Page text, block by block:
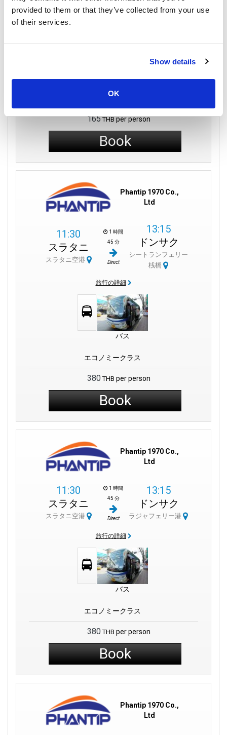
provided to them or that they’ve collected from your use
of their services.
Show details
OK
Thani Town) 桟橋
エコノミークラス
165 THBper person
Book
Phantip 1970 Co.,
Ltd
11:30
スラタニ
スラタニ空港
1 時間
45 分
Direct
13:15
ドンサク
シートランフェリー
桟橋
旅行の詳細
バス
エコノミークラス
380 THB per person
Book
Phantip 1970 Co.,
Ltd
11:30
スラタニ
スラタニ空港
1 時間
45 分
Direct
13:15
ドンサク
ラジャフェリー港
旅行の詳細
バス
エコノミークラス
380 THB per person
Book
Phantip 1970 Co.,
Ltd